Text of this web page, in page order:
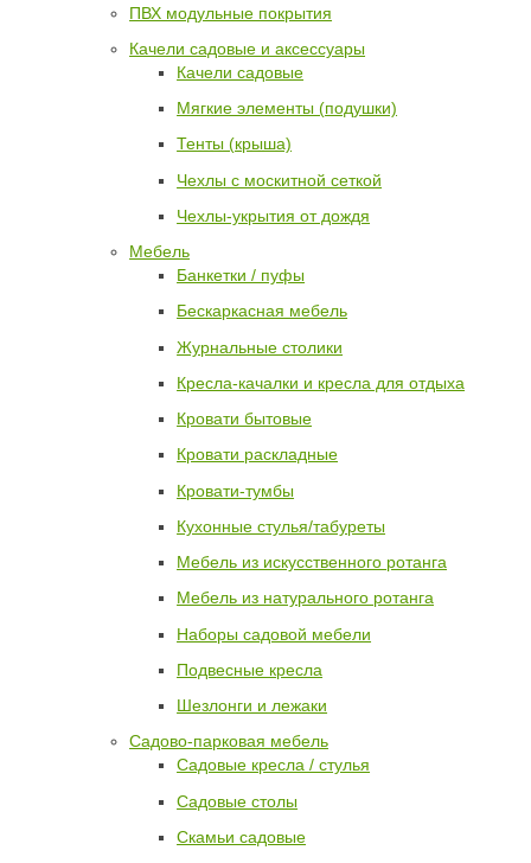
ПВХ модульные покрытия
Качели садовые и аксессуары
Качели садовые
Мягкие элементы (подушки)
Тенты (крыша)
Чехлы с москитной сеткой
Чехлы-укрытия от дождя
Мебель
Банкетки / пуфы
Бескаркасная мебель
Журнальные столики
Кресла-качалки и кресла для отдыха
Кровати бытовые
Кровати раскладные
Кровати-тумбы
Кухонные стулья/табуреты
Мебель из искусственного ротанга
Мебель из натурального ротанга
Наборы садовой мебели
Подвесные кресла
Шезлонги и лежаки
Садово-парковая мебель
Садовые кресла / стулья
Садовые столы
Скамьи садовые